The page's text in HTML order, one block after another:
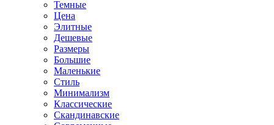
Темные
Цена
Элитные
Дешевые
Размеры
Большие
Маленькие
Стиль
Минимализм
Классические
Скандинавские